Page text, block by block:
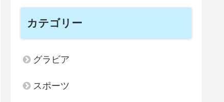
カテゴリー
グラビア
スポーツ